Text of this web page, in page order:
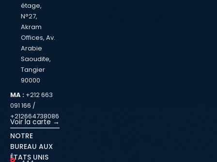
étage,
N°27,
Akram
Offices, Av.
Arabie
Saoudite,
Tangier
90000
MA :+212 663
091 166 /
+212664738086
Voir la carte →
NOTRE
BUREAU AUX
ÉTATS UNIS